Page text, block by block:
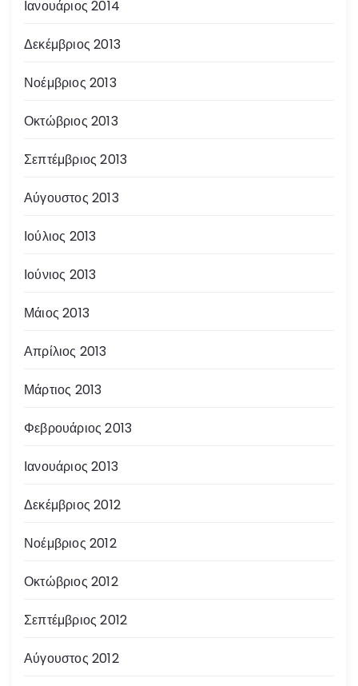
Ιανουάριος 2014
Δεκέμβριος 2013
Νοέμβριος 2013
Οκτώβριος 2013
Σεπτέμβριος 2013
Αύγουστος 2013
Ιούλιος 2013
Ιούνιος 2013
Μάιος 2013
Απρίλιος 2013
Μάρτιος 2013
Φεβρουάριος 2013
Ιανουάριος 2013
Δεκέμβριος 2012
Νοέμβριος 2012
Οκτώβριος 2012
Σεπτέμβριος 2012
Αύγουστος 2012